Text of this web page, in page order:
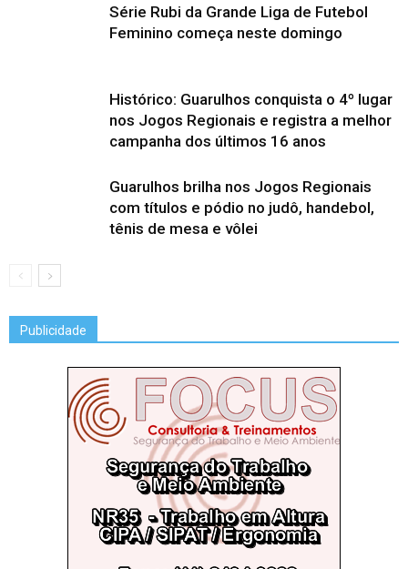
Série Rubi da Grande Liga de Futebol
Feminino começa neste domingo
Histórico: Guarulhos conquista o 4º lugar
nos Jogos Regionais e registra a melhor
campanha dos últimos 16 anos
Guarulhos brilha nos Jogos Regionais
com títulos e pódio no judô, handebol,
tênis de mesa e vôlei
Publicidade